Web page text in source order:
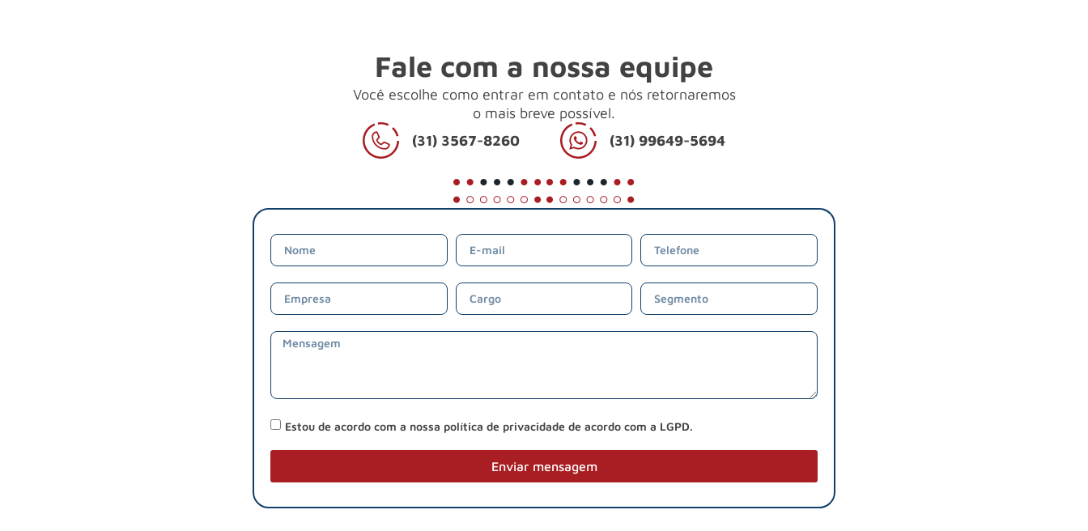
Fale com a nossa equipe
Você escolhe como entrar em contato e nós retornaremos
o mais breve possível.
(31) 3567-8260
(31) 99649-5694
Estou de acordo com a nossa política de privacidade de acordo com a LGPD.
Enviar mensagem